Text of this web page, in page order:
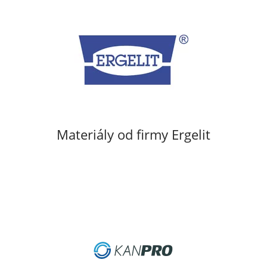
Materiály od firmy Ergelit